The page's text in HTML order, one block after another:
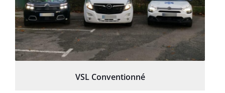
VSL Conventionné